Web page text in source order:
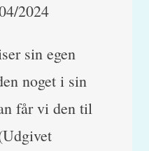
2024
sin egen
noget i sin
får vi den til